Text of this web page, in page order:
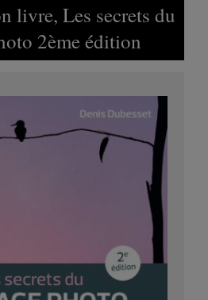
livre, Les secrets du
2ème édition